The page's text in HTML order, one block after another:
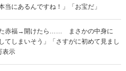
当にあるんですね！」「お宝だ」
た赤福→開けたら…… まさかの中身に
てしまいそう」「さすがに初めて見まし
表示